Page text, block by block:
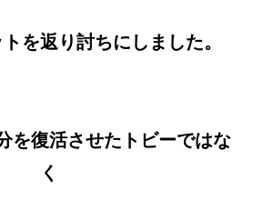
を返り討ちにしました。
を復活させたトビーではな
く